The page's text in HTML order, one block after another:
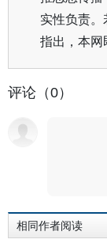
实性负责
指出，本网
评论（0）
相同作者阅读